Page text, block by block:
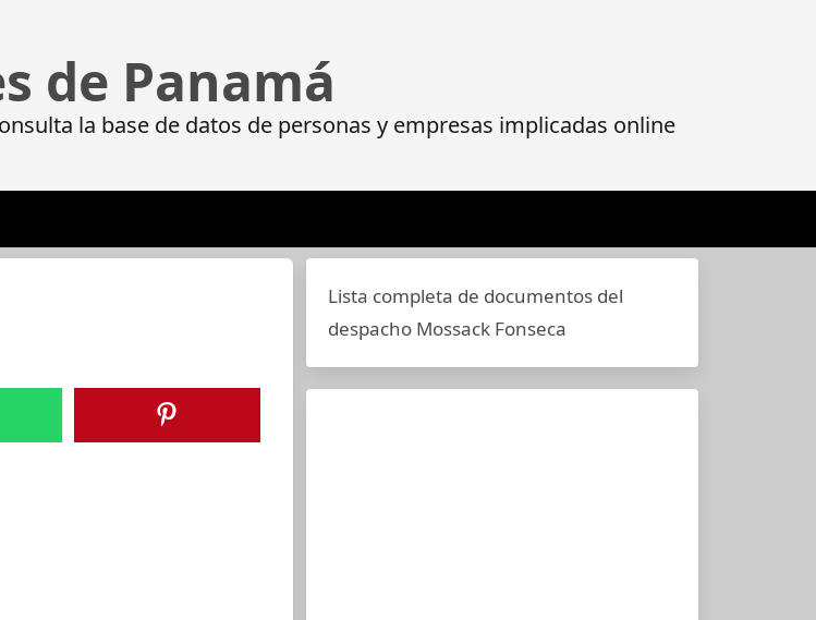
de Panamá
la base de datos de personas y empresas implicadas online
Lista completa de documentos del
despacho Mossack Fonseca